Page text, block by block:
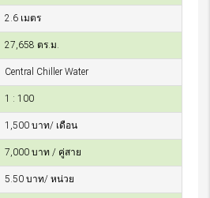
2.6 เมตร
27,658 ตร.ม.
Central Chiller Water
1 : 100
1,500 บาท/ เดือน
7,000 บาท / คู่สาย
5.50 บาท/ หน่วย